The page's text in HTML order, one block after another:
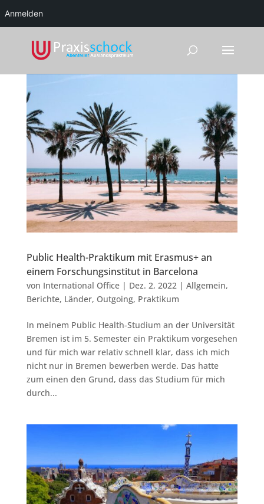
Anmelden
Public Health-Praktikum mit Erasmus+ an
einem Forschungsinstitut in Barcelona
von International Office| Dez. 2, 2022 | Allgemein,
Berichte, Länder, Outgoing, Praktikum
In meinem Public Health-Studium an der Universität
Bremen ist im 5. Semester ein Praktikum vorgesehen
und für mich war relativ schnell klar, dass ich mich
nicht nur in Bremen bewerben werde. Das hatte
zum einen den Grund, dass das Studium für mich
durch...